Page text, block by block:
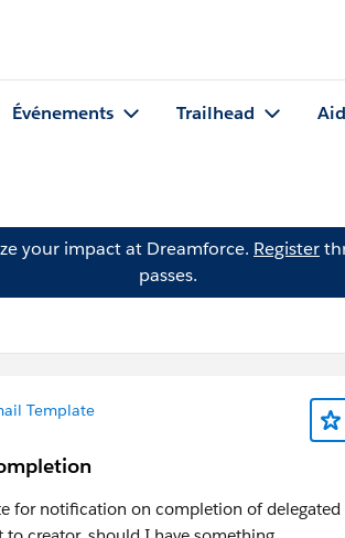
Événements Trailhead
your impact at Dreamforce. Register
passes.
Template
for notification on completion of delegated